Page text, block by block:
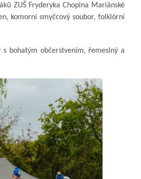
ZUŠ Fryderyka Chopina Mariánské
komorní smyčcový soubor, folklórní
bohatým občerstvením, řemeslný a